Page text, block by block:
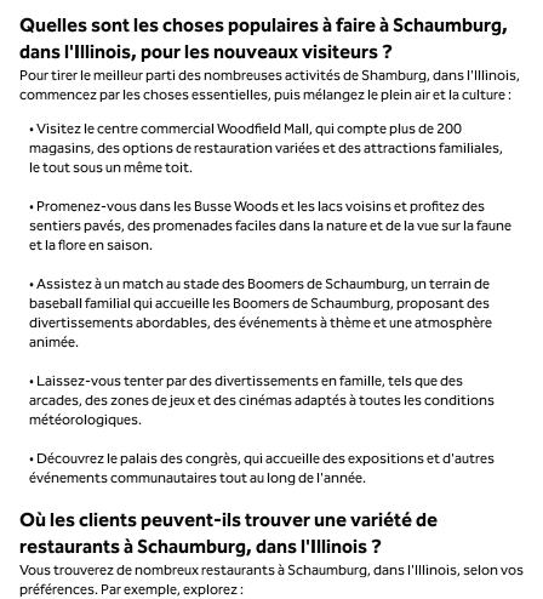
Quelles sont les choses populaires à faire à Schaumburg,
dans l'Illinois, pour les nouveaux visiteurs ?
Pour tirer le meilleur parti des nombreuses activités de Shamburg, dans l'Illinois,
commencez par les choses essentielles, puis mélangez le plein air et la culture :
• Visitez le centre commercial Woodfield Mall, qui compte plus de 200
magasins, des options de restauration variées et des attractions familiales,
le tout sous un même toit.
• Promenez-vous dans les Busse Woods et les lacs voisins et profitez des
sentiers pavés, des promenades faciles dans la nature et de la vue sur la faune
et la flore en saison.
• Assistez à un match au stade des Boomers de Schaumburg, un terrain de
baseball familial qui accueille les Boomers de Schaumburg, proposant des
divertissements abordables, des événements à thème et une atmosphère
animée.
• Laissez-vous tenter par des divertissements en famille, tels que des
arcades, des zones de jeux et des cinémas adaptés à toutes les conditions
météorologiques.
• Découvrez le palais des congrès, qui accueille des expositions et d'autres
événements communautaires tout au long de l'année.
Où les clients peuvent-ils trouver une variété de
restaurants à Schaumburg, dans l'Illinois ?
Vous trouverez de nombreux restaurants à Schaumburg, dans l'Illinois, selon vos
préférences. Par exemple, explorez :